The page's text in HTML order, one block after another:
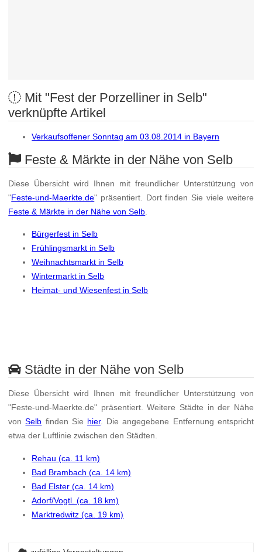
Mit "Fest der Porzelliner in Selb"
verknüpfte Artikel
Verkaufsoffener Sonntag am 03.08.2014 in Bayern
Feste & Märkte in der Nähe von Selb
Diese Übersicht wird Ihnen mit freundlicher Unterstützung von
"Feste-und-Maerkte.de" präsentiert. Dort finden Sie viele weitere
Feste & Märkte in der Nähe von Selb
Bürgerfest in Selb
Frühlingsmarkt in Selb
Weihnachtsmarkt in Selb
Wintermarkt in Selb
Heimat- und Wiesenfest in Selb
Städte in der Nähe von Selb
Diese Übersicht wird Ihnen mit freundlicher Unterstützung von
"Feste-und-Maerkte.de" präsentiert. Weitere Städte in der Nähe
vonSelb finden Sie hier. Die angegebene Entfernung entspricht
etwa der Luftlinie zwischen den Städten.
Rehau (ca. 11 km)
Bad Brambach (ca. 14 km)
Bad Elster (ca. 14 km)
Adorf/Vogtl. (ca. 18 km)
Marktredwitz (ca. 19 km)